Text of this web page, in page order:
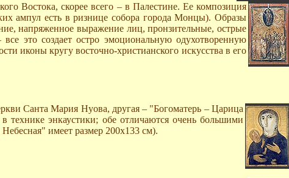
Востока, скорее всего – в Палестине. Ее композиция
ампул есть в ризнице собора города Монцы). Образы
напряженное выражение лиц, пронзительные, острые
это создает остро эмоциональную одухотворенную
иконы кругу восточно-христианского искусства в его
Санта Мария Нуова, другая – "Богоматерь – Царица
энкаустики; обе отличаются очень большими
имеет размер 200x133 см).